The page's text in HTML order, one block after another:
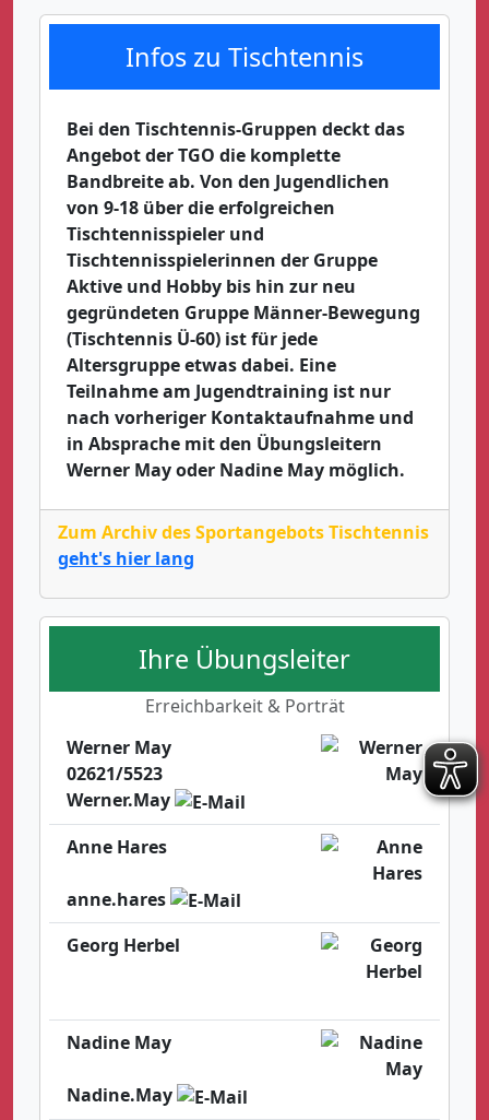
Infos zu Tischtennis
Bei den Tischtennis-Gruppen deckt das
Angebot der TGO die komplette
Bandbreite ab. Von den Jugendlichen
von 9-18 über die erfolgreichen
Tischtennisspieler und
Tischtennisspielerinnen der Gruppe
Aktive und Hobby bis hin zur neu
gegründeten Gruppe Männer-Bewegung
(Tischtennis Ü-60) ist für jede
Altersgruppe etwas dabei. Eine
Teilnahme am Jugendtraining ist nur
nach vorheriger Kontaktaufnahme und
in Absprache mit den Übungsleitern
Werner May oder Nadine May möglich.
Zum Archiv des Sportangebots Tischtennis
geht's hier lang
Ihre Übungsleiter
Erreichbarkeit & Porträt
Werner May
02621/5523
Werner.May
Anne Hares
anne.hares
Georg Herbel
Nadine May
Nadine.May